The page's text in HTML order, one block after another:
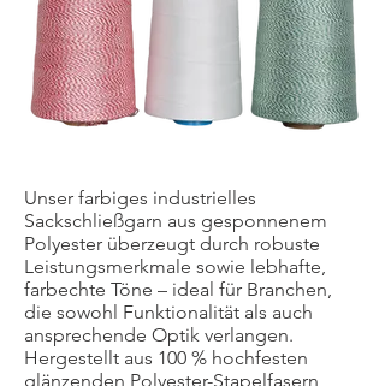
Unser farbiges industrielles
Sackschließgarn aus gesponnenem
Polyester überzeugt durch robuste
Leistungsmerkmale sowie lebhafte,
farbechte Töne – ideal für Branchen,
die sowohl Funktionalität als auch
ansprechende Optik verlangen.
Hergestellt aus 100 % hochfesten
glänzenden Polyester-Stapelfasern